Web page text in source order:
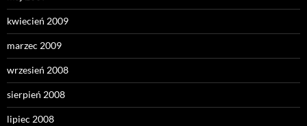
kwiecień 2009
marzec 2009
wrzesień 2008
sierpień 2008
lipiec 2008